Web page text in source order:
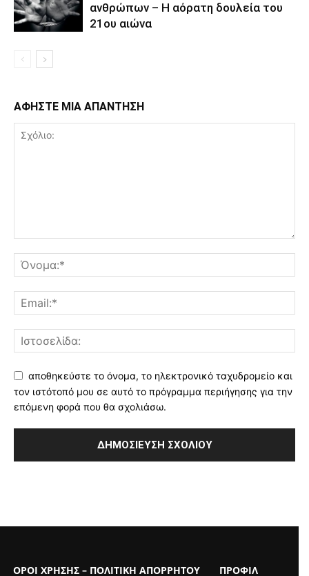
ανθρώπων – Η αόρατη δουλεία του
21ου αιώνα
ΑΦΗΣΤΕ ΜΙΑ ΑΠΑΝΤΗΣΗ
αποθηκεύστε το όνομα, το ηλεκτρονικό ταχυδρομείο και
τον ιστότοπό μου σε αυτό το πρόγραμμα περιήγησης για την
επόμενη φορά που θα σχολιάσω.
ΟΡΟΙ ΧΡΗΣΗΣ – ΠΟΛΙΤΙΚΗ ΑΠΟΡΡΗΤΟΥ ΠΡΟΦΙΛ